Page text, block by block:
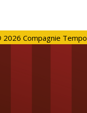
Compagnie Tempo